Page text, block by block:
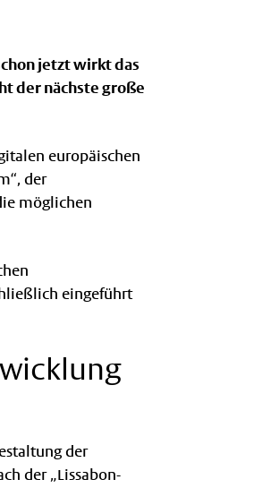
jetzt wirkt das
der nächste große
europäischen
der
möglichen
eingeführt
der
der „Lissabon-